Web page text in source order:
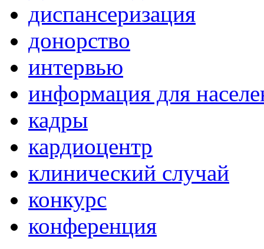
диспансеризация
донорство
интервью
информация для
кадры
кардиоцентр
клинический случай
конкурс
конференция